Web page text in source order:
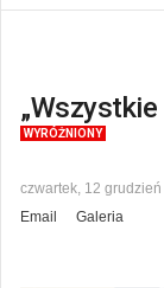
WYRÓŻNIONY
czwartek, 12
Email
Galeria